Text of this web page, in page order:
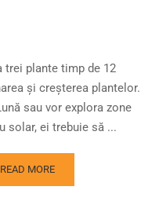
trei plante timp de 12
și creșterea plantelor.
sau vor explora zone
solar, ei trebuie să ...
READ MORE